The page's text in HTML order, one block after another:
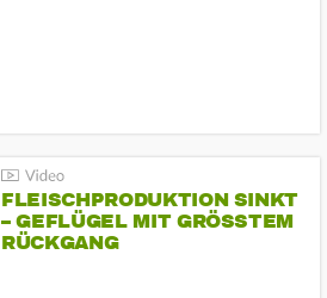
FLEISCHPRODUKTION SINKT
– GEFLÜGEL MIT GRÖSSTEM R
ÜCKGANG